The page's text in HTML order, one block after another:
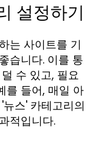
설정하기
는 사이트를 기
습니다. 이를 통
수 있고, 필요
를 들어, 매일 아
스' 카테고리의
적입니다.